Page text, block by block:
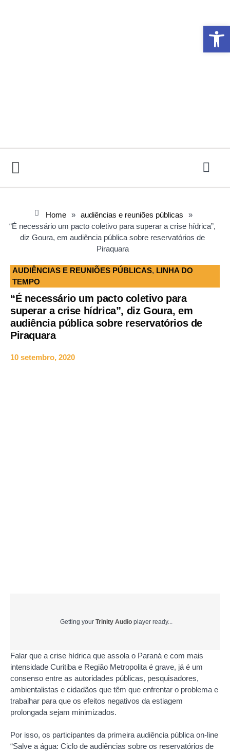
Abrir
Home » audiências e reuniões públicas
»
“É necessário um pacto coletivo para superar a crise hídrica”,
diz Goura, em audiência pública sobre reservatórios de
Piraquara
AUDIÊNCIAS E REUNIÕES PÚBLICAS, LINHA DO
TEMPO
“É necessário um pacto coletivo para
superar a crise hídrica”, diz Goura, em
audiência pública sobre reservatórios de
Piraquara
10 setembro, 2020
Getting your Trinity Audio player ready...
Falar que a crise hídrica que assola o Paraná e com mais
intensidade Curitiba e Região Metropolita é grave, já é um
consenso entre as autoridades públicas, pesquisadores,
ambientalistas e cidadãos que têm que enfrentar o problema e
trabalhar para que os efeitos negativos da estiagem
prolongada sejam minimizados.
Por isso, os participantes da primeira audiência pública on-line
“Salve a água: Ciclo de audiências sobre os reservatórios de